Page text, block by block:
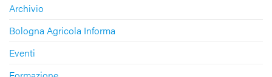
Archivio
Bologna Agricola Informa
Eventi